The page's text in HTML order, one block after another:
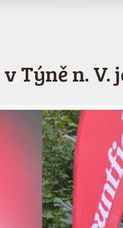
Týně n. V.